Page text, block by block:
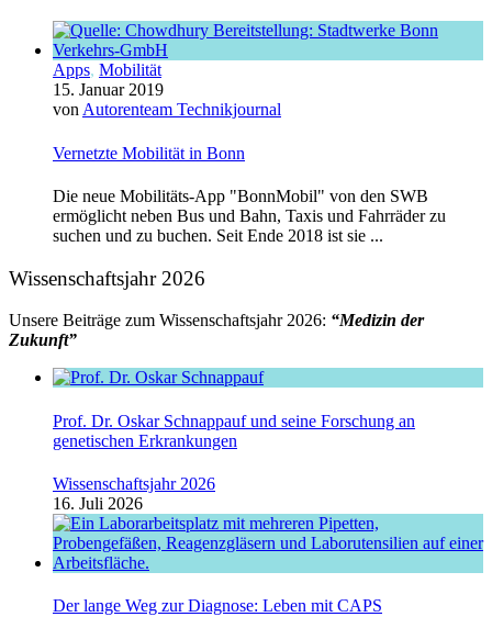
Apps, Mobilität
15. Januar 2019
von Autorenteam Technikjournal
Vernetzte Mobilität in Bonn
Die neue Mobilitäts-App "BonnMobil" von den SWB
ermöglicht neben Bus und Bahn, Taxis und Fahrräder zu
suchen und zu buchen. Seit Ende 2018 ist sie ...
Wissenschaftsjahr 2026
Unsere Beiträge zum Wissenschaftsjahr 2026: “Medizin der
Zukunft”
Prof. Dr. Oskar Schnappauf und seine Forschung an
genetischen Erkrankungen
Wissenschaftsjahr 2026
16. Juli 2026
Der lange Weg zur Diagnose: Leben mit CAPS